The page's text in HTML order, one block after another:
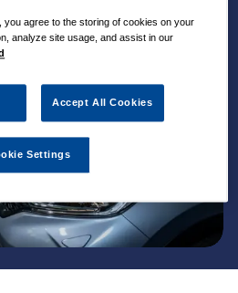
you agree to the storing of cookies on your
analyze site usage, and assist in our
Accept All Cookies
Settings